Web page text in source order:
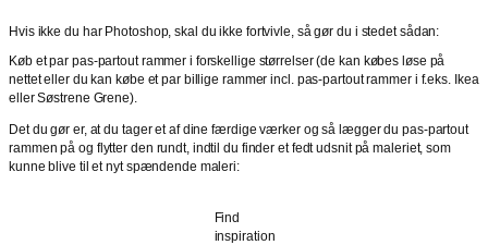
Hvis ikke du har Photoshop, skal du ikke fortvivle, så gør du i stedet sådan:
Køb et par pas-partout rammer i forskellige størrelser (de kan købes løse på
nettet eller du kan købe et par billige rammer incl. pas-partout rammer i f.eks. Ikea
eller Søstrene Grene).
Det du gør er, at du tager et af dine færdige værker og så lægger du pas-partout
rammen på og flytter den rundt, indtil du finder et fedt udsnit på maleriet, som
kunne blive til et nyt spændende maleri:
Find
inspiration